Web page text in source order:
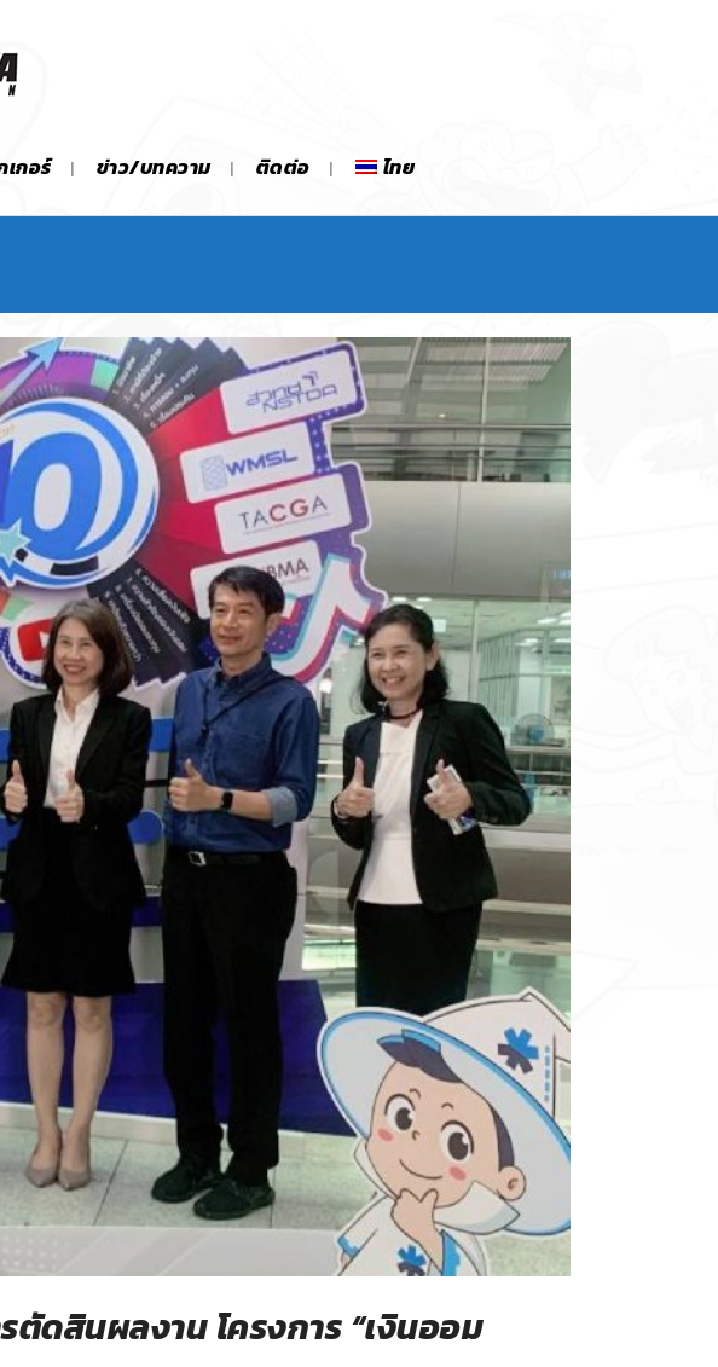
กอร์ ข่าว/บทความ ติดต่อ ไทย
ดสินผลงาน โครงการ “เงินออม